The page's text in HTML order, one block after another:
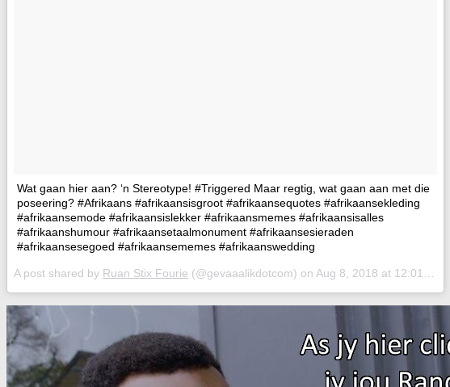
Wat gaan hier aan? ‘n Stereotype! #Triggered Maar regtig, wat gaan aan met die
poseering? #Afrikaans #afrikaansisgroot #afrikaansequotes #afrikaansekleding
#afrikaansemode #afrikaansislekker #afrikaansmemes #afrikaansisalles
#afrikaanshumour #afrikaansetaalmonument #afrikaansesieraden
#afrikaansesegoed #afrikaansememes #afrikaanswedding
A post shared by Ruan Stix Fourie (@gevaaalikdotcom) on Aug 8, 2018 at 12:01pm PDT